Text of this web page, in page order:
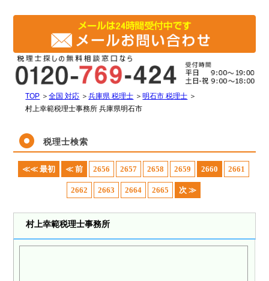
TOP ＞全国 対応 ＞兵庫県 税理士 ＞明石市 税理士 ＞
村上幸範税理士事務所 兵庫県明石市
税理士検索
≪≪ 最初 ≪ 前 2656 2657 2658 2659 2660 2661
2662 2663 2664 2665 次 ≫
村上幸範税理士事務所